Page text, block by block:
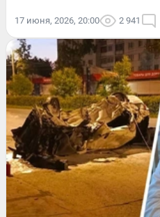
17 июня, 2026, 20:00 2 941